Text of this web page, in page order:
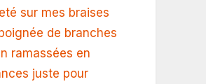
sur mes braises
de branches
ramassées en
juste pour